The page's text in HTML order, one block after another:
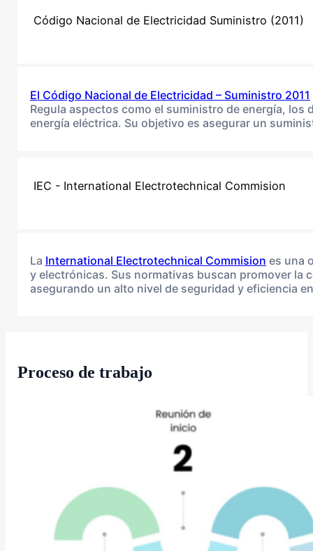
Código Nacional de Electricidad Suministro (2011)
El Código Nacional de Electricidad – Suministro 2011
Regula aspectos como el suministro de energía,
energía eléctrica. Su objetivo es asegurar un
IEC - International Electrotechnical Commision
La International Electrotechnical Commision es una
y electrónicas. Sus normativas buscan promover la
asegurando un alto nivel de seguridad y eficiencia
Proceso de trabajo